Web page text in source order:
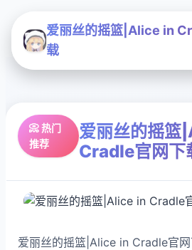
爱丽丝的摇篮|Alice in
载
📀 热门
推荐
爱丽丝的摇
Cradle官网下
爱丽丝的摇篮|Alice in Cradle官